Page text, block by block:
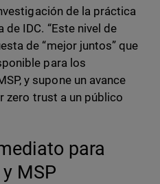
de la práctica
de IDC. “Este nivel de
de “mejor juntos” que
para los
y supone un avance
zero trust a un público
para
MSP